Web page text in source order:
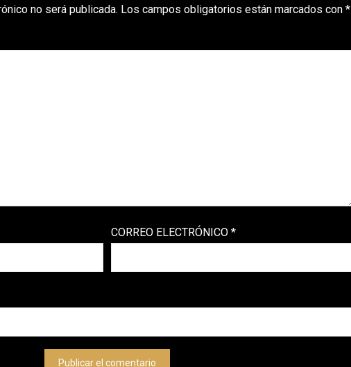
no será publicada. Los campos obligatorios están marcados con*
CORREO ELECTRÓNICO *